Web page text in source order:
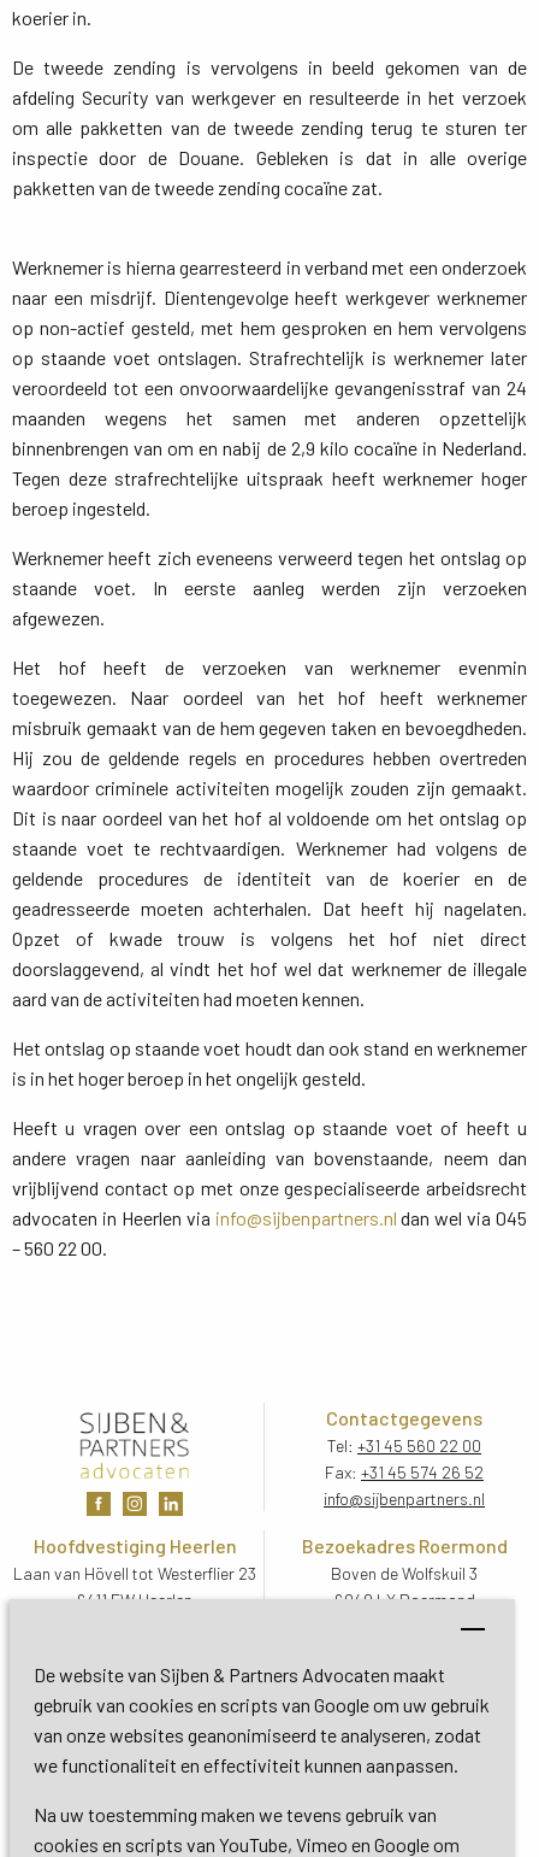
De website van Sijben & Partners Advocaten maakt
gebruik van cookies en scripts van Google om uw gebruik
van onze websites geanonimiseerd te analyseren, zodat
we functionaliteit en effectiviteit kunnen aanpassen.
Na uw toestemming maken we tevens gebruik van
cookies en scripts van YouTube, Vimeo en Google om
koerier in.
De tweede zending is vervolgens in beeld gekomen van de
afdeling Security van werkgever en resulteerde in het verzoek
om alle pakketten van de tweede zending terug te sturen ter
inspectie door de Douane. Gebleken is dat in alle overige
pakketten van de tweede zending cocaïne zat.
Werknemer is hierna gearresteerd in verband met een onderzoek
naar een misdrijf. Dientengevolge heeft werkgever werknemer
op non-actief gesteld, met hem gesproken en hem vervolgens
op staande voet ontslagen. Strafrechtelijk is werknemer later
veroordeeld tot een onvoorwaardelijke gevangenisstraf van 24
maanden wegens het samen met anderen opzettelijk
binnenbrengen van om en nabij de 2,9 kilo cocaïne in Nederland.
Tegen deze strafrechtelijke uitspraak heeft werknemer hoger
beroep ingesteld.
Werknemer heeft zich eveneens verweerd tegen het ontslag op
staande voet. In eerste aanleg werden zijn verzoeken
afgewezen.
Het hof heeft de verzoeken van werknemer evenmin
toegewezen. Naar oordeel van het hof heeft werknemer
misbruik gemaakt van de hem gegeven taken en bevoegdheden.
Hij zou de geldende regels en procedures hebben overtreden
waardoor criminele activiteiten mogelijk zouden zijn gemaakt.
Dit is naar oordeel van het hof al voldoende om het ontslag op
staande voet te rechtvaardigen. Werknemer had volgens de
geldende procedures de identiteit van de koerier en de
geadresseerde moeten achterhalen. Dat heeft hij nagelaten.
Opzet of kwade trouw is volgens het hof niet direct
doorslaggevend, al vindt het hof wel dat werknemer de illegale
aard van de activiteiten had moeten kennen.
Het ontslag op staande voet houdt dan ook stand en werknemer
is in het hoger beroep in het ongelijk gesteld.
Heeft u vragen over een ontslag op staande voet of heeft u
andere vragen naar aanleiding van bovenstaande, neem dan
vrijblijvend contact op met onze gespecialiseerde arbeidsrecht
advocaten in Heerlen via info@sijbenpartners.nl dan wel via 045
– 560 22 00.
Contactgegevens
Tel: +31 45 560 22 00
Fax: +31 45 574 26 52
info@sijbenpartners.nl
Hoofdvestiging Heerlen
Laan van Hövell tot Westerflier 23
6411 EW Heerlen
Bezoekadres Roermond
Boven de Wolfskuil 3
6049 LX Roermond
Routebeschrijving
Bezoekadres De Bilt
Soestdijkseweg Zuid 13
3732 HC De Bilt (Utrecht)
Copyright 2026 © Sijben & Partners